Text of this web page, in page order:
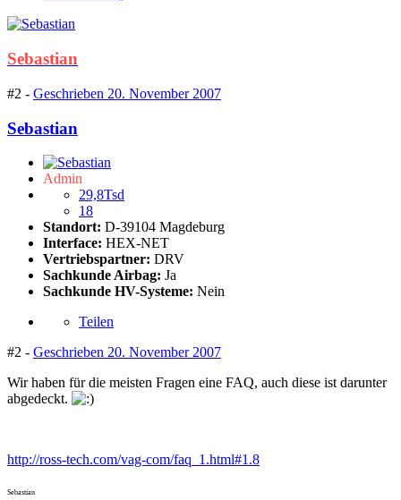
Sebastian
#2 - Geschrieben 20. November 2007
Sebastian
Admin
29,8Tsd
18
Standort: D-39104 Magdeburg
Interface: HEX-NET
Vertriebspartner: DRV
Sachkunde Airbag: Ja
Sachkunde HV-Systeme: Nein
Teilen
#2 - Geschrieben 20. November 2007
Wir haben für die meisten Fragen eine FAQ, auch diese ist darunter
abgedeckt.
http://ross-tech.com/vag-com/faq_1.html#1.8
Sebastian